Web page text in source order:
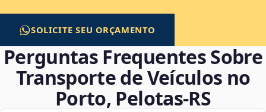
SOLICITE SEU ORÇAMENTO
Perguntas Frequentes Sobre
Transporte de Veículos no
Porto, Pelotas‑RS